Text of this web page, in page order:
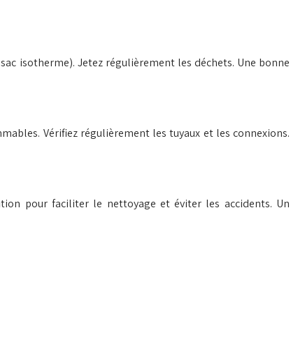
isotherme). Jetez régulièrement les déchets. Une bonne
Vérifiez régulièrement les tuyaux et les connexions.
pour faciliter le nettoyage et éviter les accidents. Un